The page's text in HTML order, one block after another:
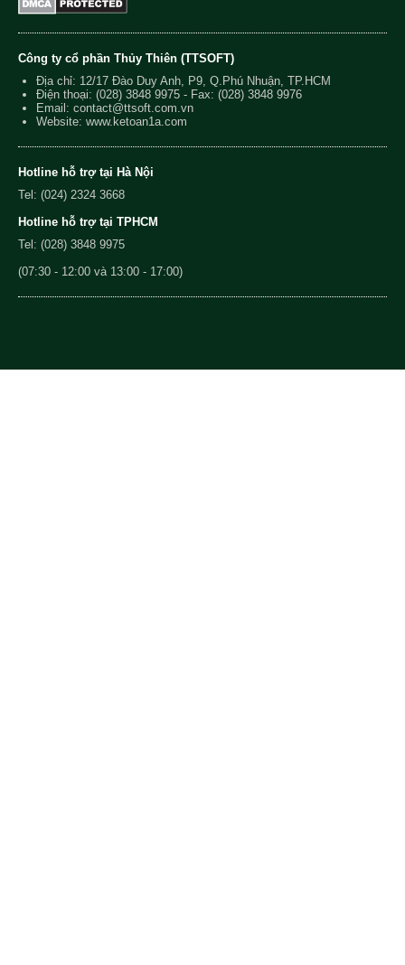
Công ty cổ phần Thủy Thiên (TTSOFT)
Địa chỉ: 12/17 Đào Duy Anh, P9, Q.Phú Nhuận, TP.HCM
Điện thoại: (028) 3848 9975 - Fax: (028) 3848 9976
Email: contact@ttsoft.com.vn
Website: www.ketoan1a.com
Hotline hỗ trợ tại Hà Nội
Tel: (024) 2324 3668
Hotline hỗ trợ tại TPHCM
Tel: (028) 3848 9975
(07:30 - 12:00 và 13:00 - 17:00)